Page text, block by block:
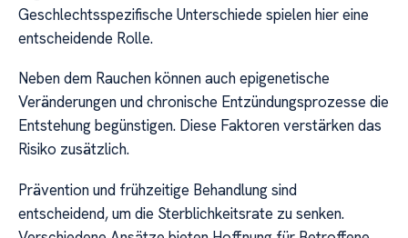
Geschlechtsspezifische Unterschiede spielen hier eine
entscheidende Rolle.
Neben dem Rauchen können auch epigenetische
Veränderungen und chronische Entzündungsprozesse die
Entstehung begünstigen. Diese Faktoren verstärken das
Risiko zusätzlich.
Prävention und frühzeitige Behandlung sind
entscheidend, um die Sterblichkeitsrate zu senken.